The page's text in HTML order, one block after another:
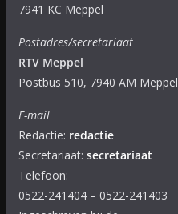
7941 KC Meppel
Postadres/secretariaat
RTV Meppel
Postbus 510, 7940 AM Meppel
E-mail
Redactie: redactie
Secretariaat: secretariaat
Telefoon:
0522-241404 – 0522-241403